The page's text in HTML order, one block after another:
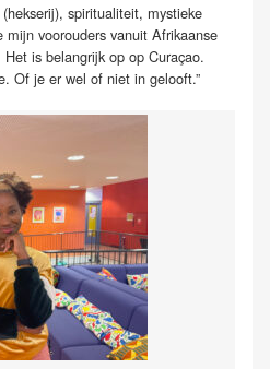
(hekserij), spiritualiteit, mystieke
voorouders vanuit Afrikaanse
is belangrijk op op Curaçao.
Of je er wel of niet in gelooft.”